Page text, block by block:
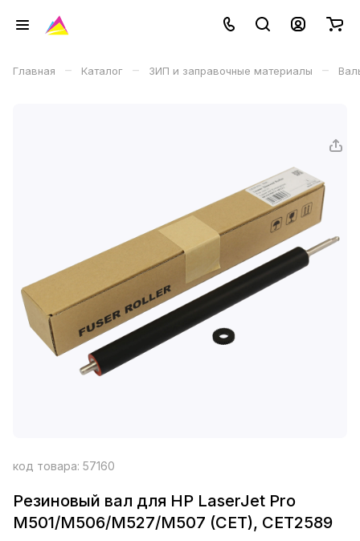
Главная – Каталог – ЗИП и заправочные материалы –
код товара: 57160
Резиновый вал для HP LaserJet Pro
M501/M506/M527/M507 (CET), CET2589